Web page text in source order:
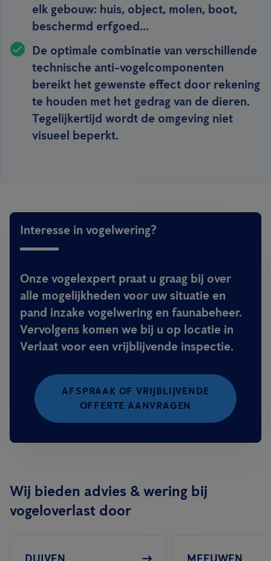
elk gebouw: huis, object, molen, boot,
beschermd erfgoed...
De optimale combinatie van verschillende
technische anti-vogelcomponenten
bereikt het gewenste effect door rekening
te houden met het gedrag van de dieren.
Tegelijkertijd wordt de omgeving niet
visueel beperkt.
Interesse in vogelwering?
Onze vogelexpert praat u graag bij over
alle mogelijkheden voor uw situatie en
pand inzake vogelwering en faunabeheer.
Vervolgens komen we bij u op locatie in
Verlaat voor een vrijblijvende inspectie.
AFSPRAAK OF VRIJBLIJVENDE
OFFERTE AANVRAGEN
Wij bieden advies & wering bij
vogeloverlast door